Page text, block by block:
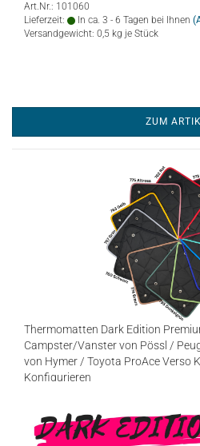
Art.Nr.: 101060
Lieferzeit:
In ca. 3 - 6 Tagen bei Ihnen
Versandgewicht: 0,5 kg je Stück
ZUM
Thermomatten Dark Edition
Campster/Vanster von Pössl /
von Hymer / Toyota ProAce Verso
Konfigurieren